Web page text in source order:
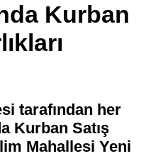
Kurban
tarafından her
Kurban Satış
Mahallesi Yeni